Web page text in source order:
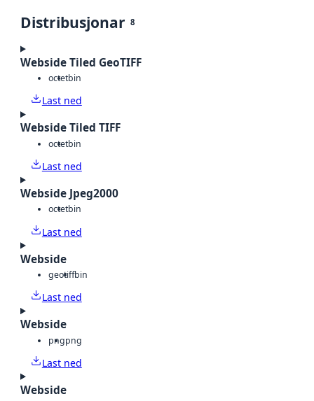
Distribusjonar 8
Webside Tiled GeoTIFF
octetbin
Last ned
Webside Tiled TIFF
octetbin
Last ned
Webside Jpeg2000
octetbin
Last ned
Webside
geotiffbin
Last ned
Webside
pngpng
Last ned
Webside